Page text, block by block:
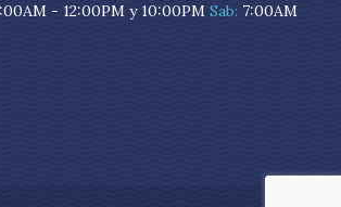
- 12:00PM y 10:00PM Sab: 7:00AM